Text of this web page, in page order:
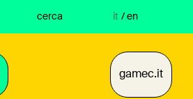
cerca / en
it
gamec.it